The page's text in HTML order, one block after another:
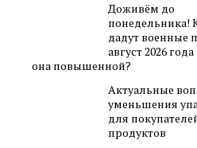
Доживём до
понедельника!
дадут военные
август 2026
она повышенной?
Актуальные
уменьшения
для
продуктов